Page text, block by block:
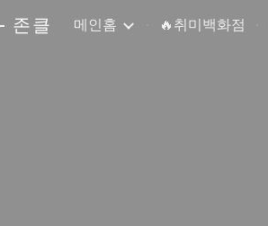
존클 메인홈 🔥취미백화점